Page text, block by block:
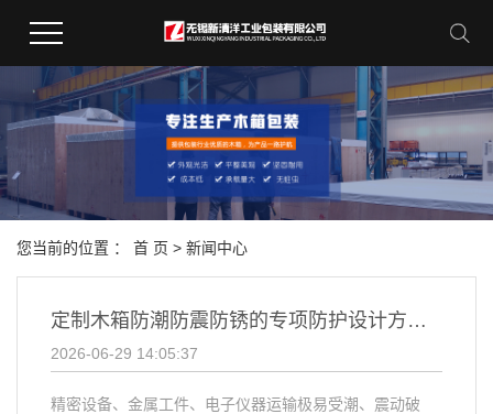
您当前的位置 ： 首 页 > 新闻中心
定制木箱防潮防震防锈的专项防护设计方案？
2026-06-29 14:05:37
精密设备、金属工件、电子仪器运输极易受潮、震动破